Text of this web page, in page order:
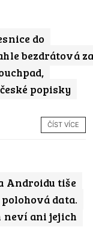
do
bezdrátová za
popisky
ČÍST VÍCE
Androidu tiše
data.
neví ani jejich